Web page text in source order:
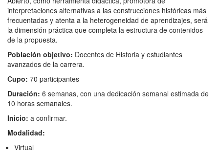
interpretaciones alternativas a las construcciones históricas más
frecuentadas y atenta a la heterogeneidad de aprendizajes, será
la dimensión práctica que completa la estructura de contenidos
de la propuesta.
Población objetivo: Docentes de Historia y estudiantes
avanzados de la carrera.
Cupo: 70 participantes
Duración: 6 semanas, con una dedicación semanal estimada de
10 horas semanales.
Inicio: a confirmar.
Modalidad:
Virtual